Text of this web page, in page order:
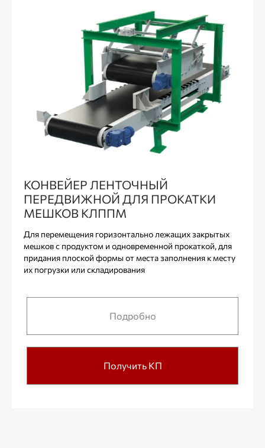
КОНВЕЙЕР ЛЕНТОЧНЫЙ
ПЕРЕДВИЖНОЙ ДЛЯ ПРОКАТКИ
МЕШКОВ КЛППМ
Для перемещения горизонтально лежащих закрытых
мешков с продуктом и одновременной прокаткой, для
придания плоской формы от места заполнения к месту
их погрузки или складирования
Подробно
Получить КП